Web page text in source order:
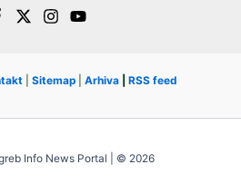
Sitemap Arhiva RSS feed
Info News Portal | © 2026